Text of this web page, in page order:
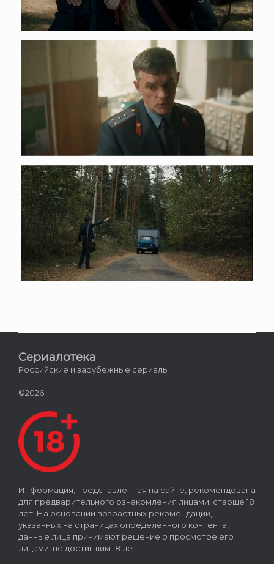
Сериалотека
Российские и зарубежные сериалы
©2026
Информация, представленная на сайте, рекомендована
для предварительного ознакомления лицами, старше 18
лет. На основании возрастных рекомендаций,
указанных на страницах определённого контента,
данные лица принимают решение о просмотре его
лицами, не достигшим 18 лет.